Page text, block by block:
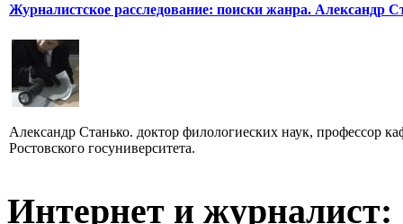
Журналистское расследование: поиски жанра. Александр
Александр Станько. доктор филологиеских наук, профессор
Ростовского госуниверситета.
Интернет и журналист: